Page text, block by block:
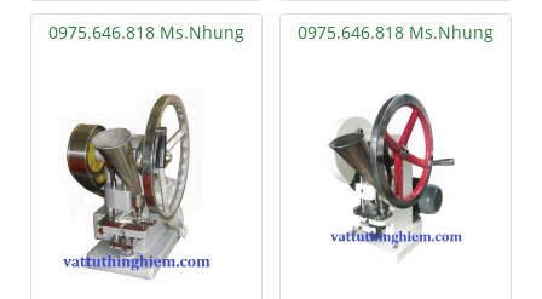
0975.646.818 Ms.Nhung 0975.646.818 Ms.Nhung